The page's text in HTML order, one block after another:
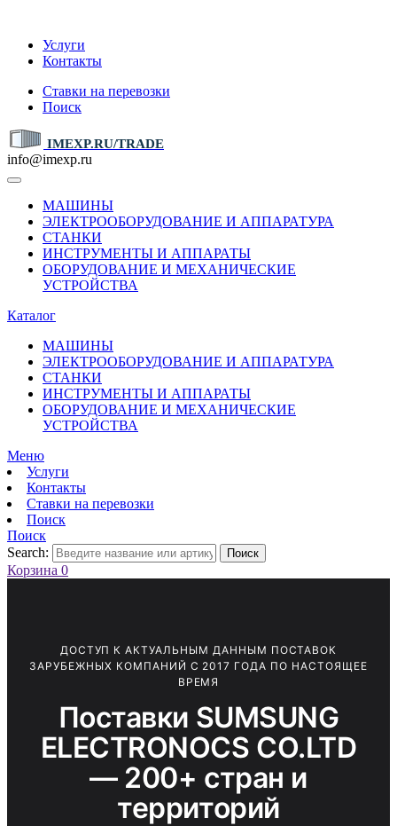
Услуги
Контакты
Ставки на перевозки
Поиск
IMEXP.RU/TRADE
info@imexp.ru
МАШИНЫ
ЭЛЕКТРООБОРУДОВАНИЕ И АППАРАТУРА
СТАНКИ
ИНСТРУМЕНТЫ И АППАРАТЫ
ОБОРУДОВАНИЕ И МЕХАНИЧЕСКИЕ
УСТРОЙСТВА
Каталог
МАШИНЫ
ЭЛЕКТРООБОРУДОВАНИЕ И АППАРАТУРА
СТАНКИ
ИНСТРУМЕНТЫ И АППАРАТЫ
ОБОРУДОВАНИЕ И МЕХАНИЧЕСКИЕ
УСТРОЙСТВА
Меню
Услуги
Контакты
Ставки на перевозки
Поиск
Поиск
Search:
Поиск
Корзина 0
ДОСТУП К АКТУАЛЬНЫМ ДАННЫМ ПОСТАВОК
ЗАРУБЕЖНЫХ КОМПАНИЙ С 2017 ГОДА ПО НАСТОЯЩЕЕ
ВРЕМЯ
Поставки SUMSUNG
ELECTRONOCS CO.LTD
— 200+ стран и
территорий